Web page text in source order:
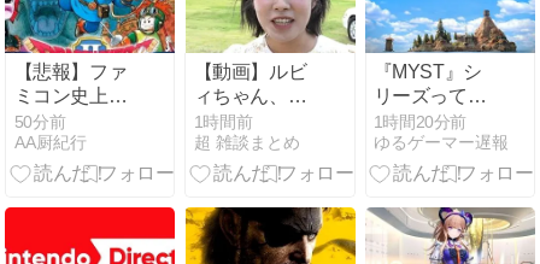
【悲報】ファ
ミコン史上最
高難易度、ド
ラクエ2に決
定する
50分前
AA厨紀行
【動画】ルビ
ィちゃん、浜
田雅功に首を
絞められたせ
いで段々おか
える
1時間前
超 雑談まとめ
『MYST』シ
リーズって正
直ADVゲーム
の最高傑作だ
よね
1時間20分前
ゆるゲーマー遅報